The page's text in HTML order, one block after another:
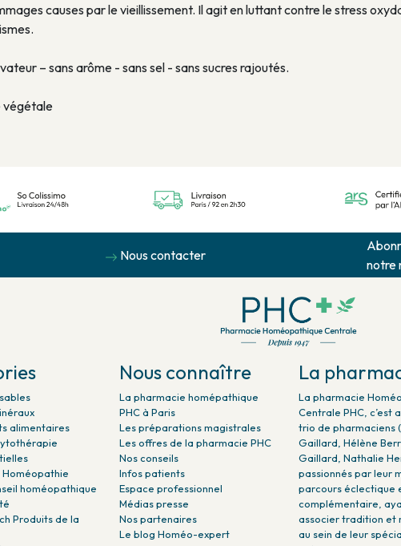
causes par le vieillissement. Il agit en luttant contre le stress
– sans arôme - sans sel - sans sucres rajoutés.
végétale
Nous contacter
notre
alimentaires
Homéopathie
homéopathique
Produits de la
Nous connaître
La pharmacie homépathique
PHC à Paris
Les préparations magistrales
Les offres de la pharmacie PHC
Nos conseils
Infos patients
Espace professionnel
Médias presse
Nos partenaires
Le blog Homéo-expert
La
La pharmacie
Centrale PHC, c’est
trio de pharmaciens
Gaillard, Hélène
Gaillard, Nathalie
passionnés par leur
parcours éclectique
complémentaire,
associer tradition et
au sein de leur